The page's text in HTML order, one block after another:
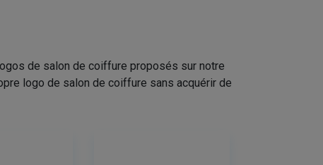
de salon de coiffure proposés sur notre
logo de salon de coiffure sans acquérir de